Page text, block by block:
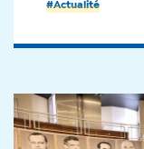
#Actualité